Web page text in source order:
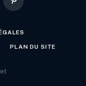
Pinterest
PLAN DU SITE